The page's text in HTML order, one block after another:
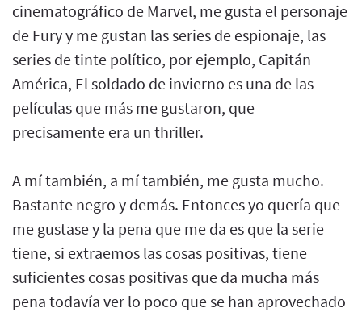
cinematográfico de Marvel, me gusta el personaje
de Fury y me gustan las series de espionaje, las
series de tinte político, por ejemplo, Capitán
América, El soldado de invierno es una de las
películas que más me gustaron, que
precisamente era un thriller.
A mí también, a mí también, me gusta mucho.
Bastante negro y demás. Entonces yo quería que
me gustase y la pena que me da es que la serie
tiene, si extraemos las cosas positivas, tiene
suficientes cosas positivas que da mucha más
pena todavía ver lo poco que se han aprovechado